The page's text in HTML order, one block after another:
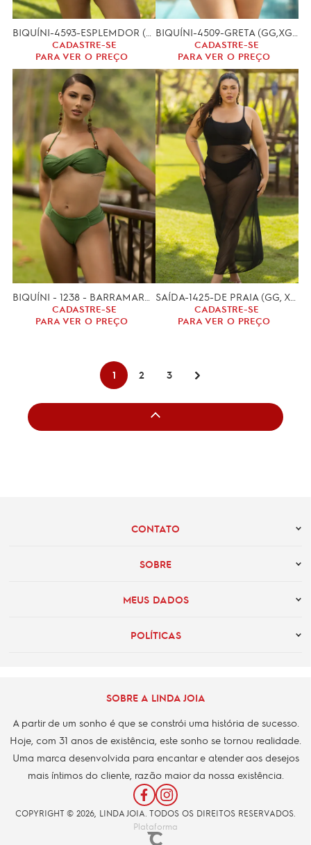
CADASTRE-SE
PARA VER O PREÇO
CADASTRE-SE
PARA VER O PREÇO
CADASTRE-SE
PARA VER O PREÇO
CADASTRE-SE
PARA VER O PREÇO
1 2 3
CONTATO
SOBRE
MEUS DADOS
POLÍTICAS
SOBRE A LINDA JOIA
A partir de um sonho é que se constrói uma história de sucesso.
Hoje, com 31 anos de existência, este sonho se tornou realidade.
Uma marca desenvolvida para encantar e atender aos desejos
mais íntimos do cliente, razão maior da nossa existência.
COPYRIGHT © 2026, LINDA JOIA. TODOS OS DIREITOS RESERVADOS.
Plataforma